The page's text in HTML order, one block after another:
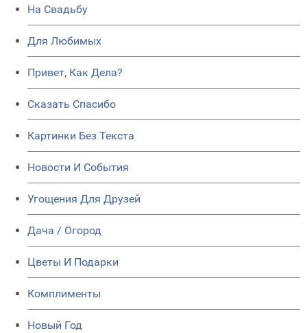
На Свадьбу
Для Любимых
Привет, Как Дела?
Сказать Спасибо
Картинки Без Текста
Новости И События
Угощения Для Друзей
Дача / Огород
Цветы И Подарки
Комплименты
Новый Год